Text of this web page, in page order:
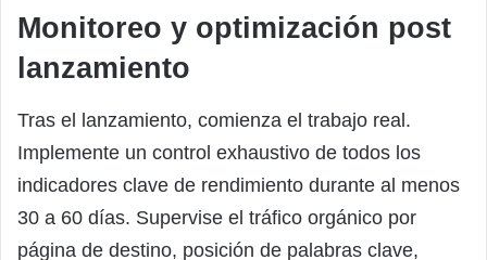
Monitoreo y optimización post
lanzamiento
Tras el lanzamiento, comienza el trabajo real.
Implemente un control exhaustivo de todos los
indicadores clave de rendimiento durante al menos
30 a 60 días. Supervise el tráfico orgánico por
página de destino, posición de palabras clave,